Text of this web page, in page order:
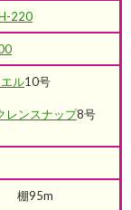
220
ル10号
レンスナップ8号
棚95m